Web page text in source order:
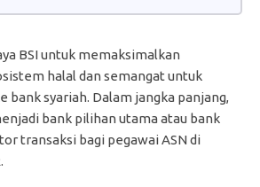
BSI untuk memaksimalkan
halal dan semangat untuk
bank syariah. Dalam jangka panjang,
bank pilihan utama atau bank
transaksi bagi pegawai ASN di